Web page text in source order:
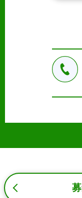
a.応募者等から
b.本ウェブサイ
3. プライバシー尊
4. 法令等の遵守
応募者等の個人情